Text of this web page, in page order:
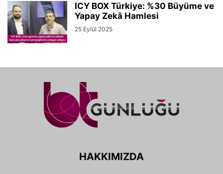
ICY BOX Türkiye: %30 Büyüme ve
Yapay Zekâ Hamlesi
25 Eylül 2025
HAKKIMIZDA